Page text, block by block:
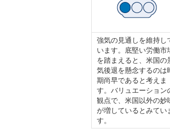
強気の見通しを維持し
います。底堅い労働市
を踏まえると、米国の
気後退を懸念するのは
期尚早であると考えま
す。バリュエーション
観点で、米国以外の妙
が増しているとみてい
す。